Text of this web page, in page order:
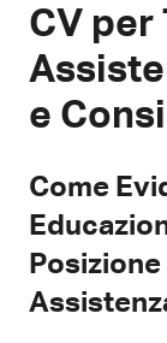
CV
e
Come